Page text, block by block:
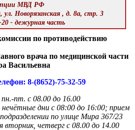
МВД РФ
ул. Новорязанская , д. 8а, стр. 3
- дежурная часть
по противодействию
врача по медицинской части
Васильевна
8-(8652)-75-32-59
пн.-пт. с 08.00 до 16.00
нечётные дни с 08:00 до 16:00; прием
по улице Мира 367/23
вторник, четверг с 08.00 до 14.00